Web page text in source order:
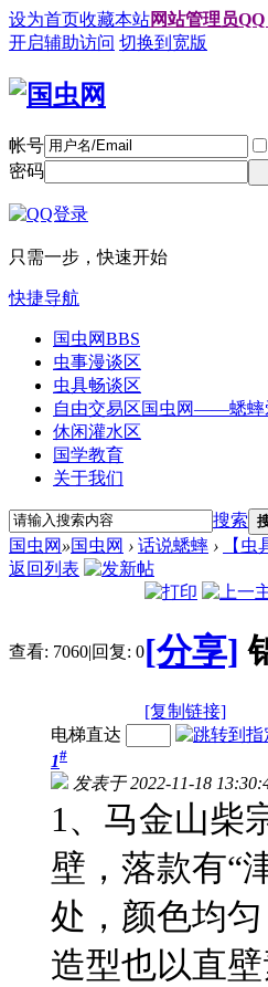
设为首页收藏本站网站管理员QQ
开启辅助访问 切换到宽版
帐号
密码
只需一步，快速开始
快捷导航
国虫网BBS
虫事漫谈区
虫具畅谈区
自由交易区国虫网——蟋蟀
休闲灌水区
国学教育
关于我们
搜索
国虫网 »国虫网 › 话说蟋蟀 › 【虫
返回列表
查看: 7060|回复: 0[分享]
[复制链接]
电梯直达
1#
发表于 2022-11-18
1、马金山柴
壁，落款有“
处，颜色均
造型也以直